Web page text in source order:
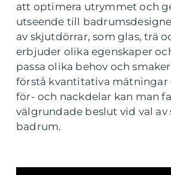
att optimera utrymmet och
utseende till
av skjutdörrar, som glas, trä
erbjuder olika egenskaper
passa olika behov och
förstå kvantitativa mätningar
för- och nackdelar kan man
välgrundade beslut vid val
badrum.